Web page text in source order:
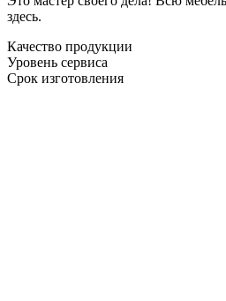
здесь.
Качество продукции
Уровень сервиса
Срок изготовления